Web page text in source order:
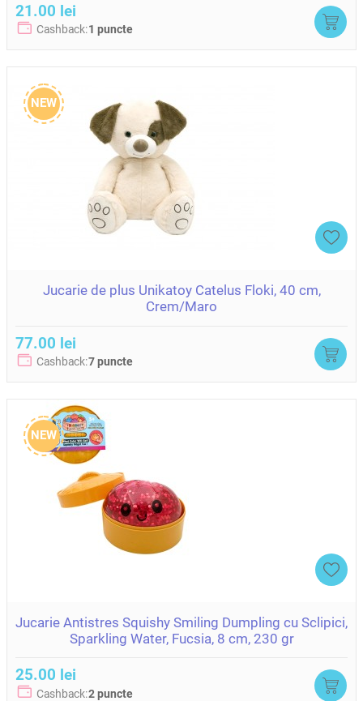
21.00 lei
Cashback:1 puncte
NEW
Jucarie de plus Unikatoy Catelus Floki, 40 cm,
Crem/Maro
77.00 lei
Cashback:7 puncte
NEW
Jucarie Antistres Squishy Smiling Dumpling cu Sclipici,
Sparkling Water, Fucsia, 8 cm, 230 gr
25.00 lei
Cashback:2 puncte